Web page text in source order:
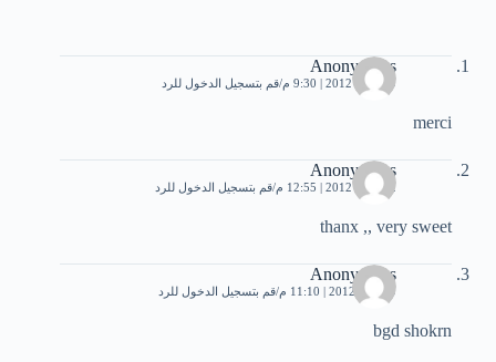
Anonymous
19 مايو، 2012 | 9:30 م قم بتسجيل الدخول للرد
merci
Anonymous
22 مايو، 2012 | 12:55 م قم بتسجيل الدخول للرد
thanx ,, very sweet
Anonymous
9 يونيو، 2012 | 11:10 م قم بتسجيل الدخول للرد
bgd shokrn